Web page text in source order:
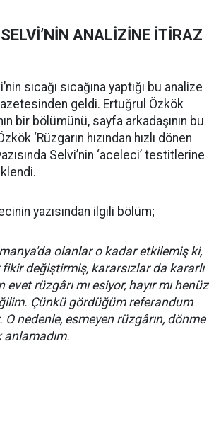
ANALİZİNE İTİRAZ
sıcağı sıcağına yaptığı bu analize
geldi. Ertuğrul Özkök
bir bölümünü, sayfa arkadaşının bu
‘Rüzgarın hızından hızlı dönen
Selvi’nin ‘aceleci’ testitlerine
yazısından ilgili bölüm;
olanlar o kadar etkilemiş ki,
fikir değiştirmiş, kararsızlar da kararlı
rüzgârı mı esiyor, hayır mı henüz
Çünkü gördüğüm referandum
O nedenle, esmeyen rüzgârın, dönme
anlamadım.